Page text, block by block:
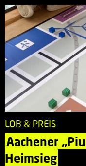
LOB & PREIS
Aachener
Heimsieg